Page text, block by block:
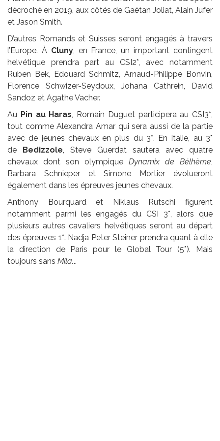
décroché en 2019, aux côtés de Gaëtan Joliat, Alain Jufer
et Jason Smith.
D’autres Romands et Suisses seront engagés à travers
l’Europe. À Cluny, en France, un important contingent
helvétique prendra part au CSI2*, avec notamment
Ruben Bek, Edouard Schmitz, Arnaud-Philippe Bonvin,
Florence Schwizer-Seydoux, Johana Cathrein, David
Sandoz et Agathe Vacher.
Au Pin au Haras, Romain Duguet participera au CSI3*,
tout comme Alexandra Amar qui sera aussi de la partie
avec de jeunes chevaux en plus du 3*. En Italie, au 3*
de
Bedizzole, Steve Guerdat sautera avec quatre
chevaux dont son olympique Dynamix de Bélhème,
Barbara Schnieper et Simone Mortier évolueront
également dans les épreuves jeunes chevaux.
Anthony Bourquard et Niklaus Rutschi figurent
notamment parmi les engagés du CSI 3*, alors que
plusieurs autres cavaliers helvétiques seront au départ
des épreuves 1*. Nadja Peter Steiner prendra quant à elle
la direction de Paris pour le Global Tour (5*). Mais
toujours sans Mila...